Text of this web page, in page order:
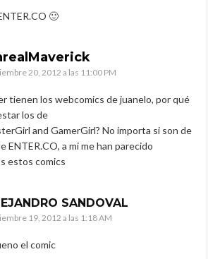
🙂
20, 2012 a las 11:00 PM
tienen los webcomics de juanelo, por qué
los de
and GamerGirl? No importa si son de
ENTER.CO, a mi me han parecido
estos comics
SANDOVAL
19, 2012 a las 1:18 AM
el comic